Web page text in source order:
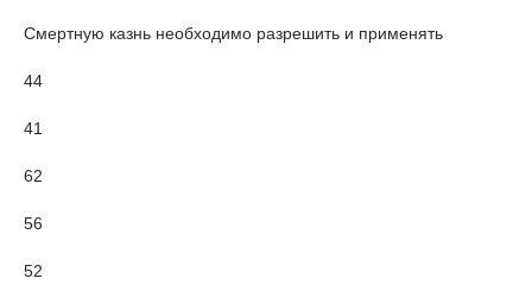
Смертную казнь необходимо разрешить и применять
44
41
62
56
52